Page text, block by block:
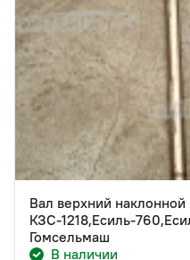
Вал верхний
КЗС-1218,Есиль-
Гомсельмаш
В наличии